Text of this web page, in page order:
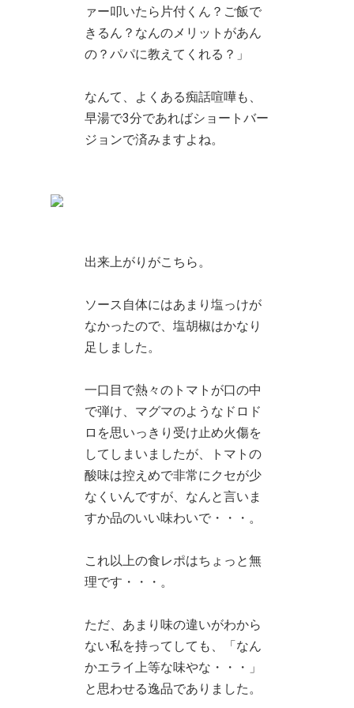
ァー叩いたら片付くん？ご飯で
きるん？なんのメリットがあん
の？パパに教えてくれる？」
なんて、よくある痴話喧嘩も、
早湯で3分であればショートバー
ジョンで済みますよね。
出来上がりがこちら。
ソース自体にはあまり塩っけが
なかったので、塩胡椒はかなり
足しました。
一口目で熱々のトマトが口の中
で弾け、マグマのようなドロド
ロを思いっきり受け止め火傷を
してしまいましたが、トマトの
酸味は控えめで非常にクセが少
なくいんですが、なんと言いま
すか品のいい味わいで・・・。
これ以上の食レポはちょっと無
理です・・・。
ただ、あまり味の違いがわから
ない私を持ってしても、「なん
かエライ上等な味やな・・・」
と思わせる逸品でありました。